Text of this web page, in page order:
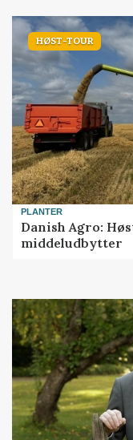
HØST-TOUR
PLANTER
Danish Agro:
middeludbytter